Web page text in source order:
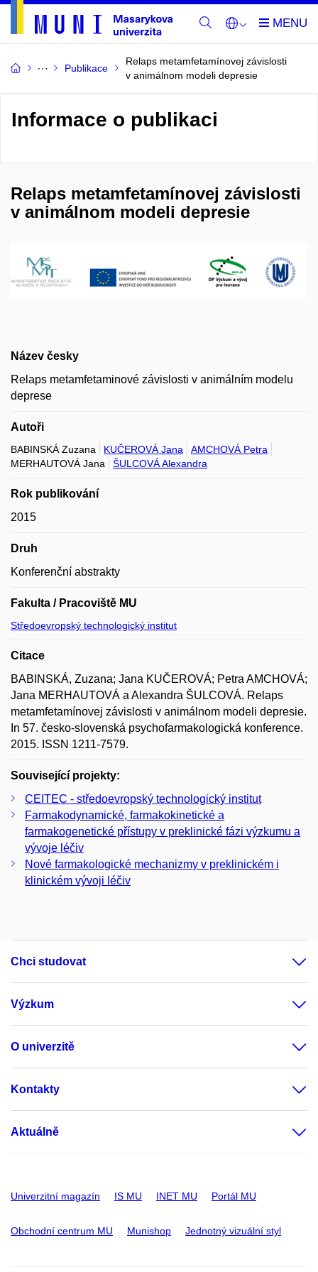
Publikace
Relaps metamfetamínovej závislosti
v animálnom modeli depresie
Informace o publikaci
Relaps metamfetamínovej závislosti
v animálnom modeli depresie
Název česky
Relaps metamfetaminové závislosti v animálním modelu
deprese
Autoři
BABINSKÁ Zuzana KUČEROVÁ Jana
AMCHOVÁ Petra
MERHAUTOVÁ Jana
ŠULCOVÁ Alexandra
Rok publikování
2015
Druh
Konferenční abstrakty
Fakulta / Pracoviště MU
Středoevropský technologický institut
Citace
BABINSKÁ, Zuzana; Jana KUČEROVÁ; Petra AMCHOVÁ;
Jana MERHAUTOVÁ a Alexandra ŠULCOVÁ. Relaps
metamfetamínovej závislosti v animálnom modeli depresie.
In 57. česko-slovenská psychofarmakologická konference.
2015. ISSN 1211-7579.
Související projekty:
CEITEC - středoevropský technologický institut
Farmakodynamické, farmakokinetické a
farmakogenetické přístupy v preklinické fázi výzkumu a
vývoje léčiv
Nové farmakologické mechanizmy v preklinickém i
klinickém vývoji léčiv
Chci studovat
Výzkum
O univerzitě
Kontakty
Aktuálně
Univerzitní magazín IS MU INET MU Portál MU
Obchodní centrum MU Munishop Jednotný vizuální styl